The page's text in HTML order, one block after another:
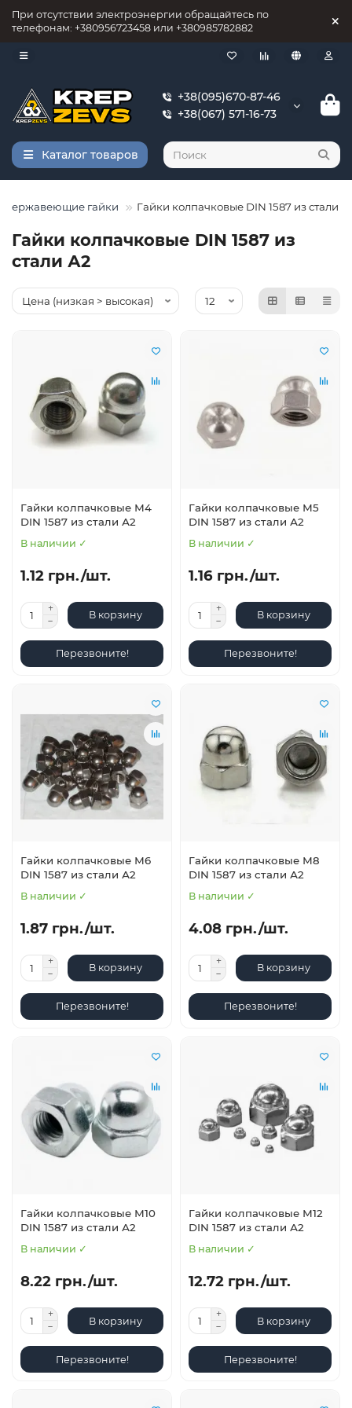
При отсутствии электроэнергии обращайтесь по
телефонам: +380956723458 или +380985782882
+38(095)670-87-46
+38(067) 571-16-73
Каталог товаров
Нержавеющие гайки Гайки колпачковые DIN 1587 из стали
Гайки колпачковые DIN 1587 из
стали А2
Гайки колпачковые М4
DIN 1587 из стали А2
В наличии ✓
1.12 грн./шт.
В корзину
Перезвоните!
Гайки колпачковые М5
DIN 1587 из стали А2
В наличии ✓
1.16 грн./шт.
В корзину
Перезвоните!
Гайки колпачковые М6
DIN 1587 из стали А2
В наличии ✓
1.87 грн./шт.
В корзину
Перезвоните!
Гайки колпачковые М8
DIN 1587 из стали А2
В наличии ✓
4.08 грн./шт.
В корзину
Перезвоните!
Гайки колпачковые М10
DIN 1587 из стали А2
В наличии ✓
8.22 грн./шт.
В корзину
Перезвоните!
Гайки колпачковые М12
DIN 1587 из стали А2
В наличии ✓
12.72 грн./шт.
В корзину
Перезвоните!